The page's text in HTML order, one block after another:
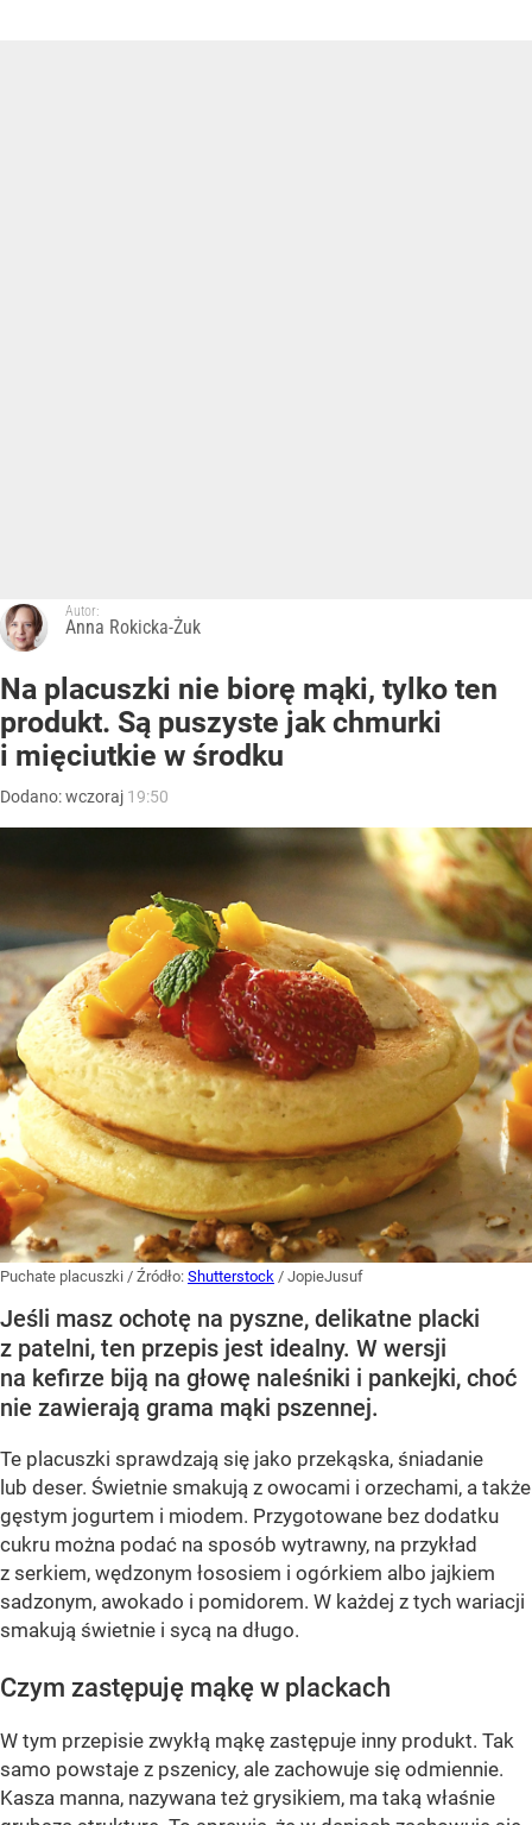
Autor:
Anna Rokicka-Żuk
Na placuszki nie biorę mąki, tylko ten
produkt. Są puszyste jak chmurki
i mięciutkie w środku
Dodano:wczoraj 19:50
Puchate placuszki / Źródło: Shutterstock / JopieJusuf
Jeśli masz ochotę na pyszne, delikatne placki
z patelni, ten przepis jest idealny. W wersji
na kefirze biją na głowę naleśniki i pankejki, choć
nie zawierają grama mąki pszennej.
Te placuszki sprawdzają się jako przekąska, śniadanie
lub deser. Świetnie smakują z owocami i orzechami, a także
gęstym jogurtem i miodem. Przygotowane bez dodatku
cukru można podać na sposób wytrawny, na przykład
z serkiem, wędzonym łososiem i ogórkiem albo jajkiem
sadzonym, awokado i pomidorem. W każdej z tych wariacji
smakują świetnie i sycą na długo.
Czym zastępuję mąkę w plackach
W tym przepisie zwykłą mąkę zastępuje inny produkt. Tak
samo powstaje z pszenicy, ale zachowuje się odmiennie.
Kasza manna, nazywana też grysikiem, ma taką właśnie